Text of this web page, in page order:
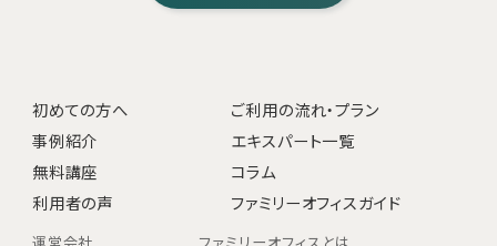
初めての方へ
ご利用の流れ・プラン
事例紹介
エキスパート一覧
無料講座
コラム
利用者の声
ファミリーオフィスガイド